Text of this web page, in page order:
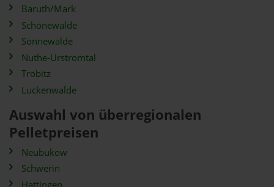
Baruth/Mark
Schönewalde
Sonnewalde
Nuthe-Urstromtal
Tröbitz
Luckenwalde
Auswahl von überregionalen
Pelletpreisen
Neubukow
Schwerin